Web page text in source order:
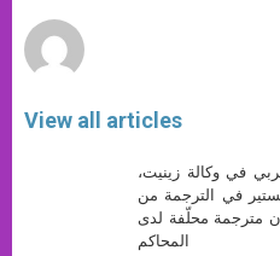
View all articles
في وكالة زينيت،
في الترجمة من
مترجمة محلّفة لدى
المحاكم